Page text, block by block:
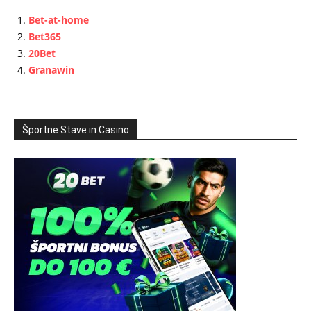
Bet-at-home
Bet365
20Bet
Granawin
Športne Stave in Casino